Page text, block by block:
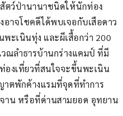
ตว์ป่านานาชนิดให้นักท่อง
อาจโชคดีได้พบเจอกับเสือดาว
พะเนินทุ่ง และผีเสื้อกว่า 200
ณลำธารบ้านกร่างแคมป์ ที่มี
งเที่ยวที่สนใจจะขึ้นพะเนิน
ตพักค้างแรมที่จุดที่ทำการ
าน หรือที่ด่านสามยอด อุทยาน